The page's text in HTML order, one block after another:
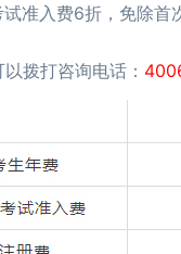
准入费6折，免除
拨打咨询电话：